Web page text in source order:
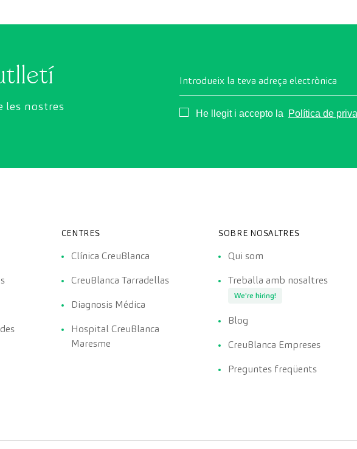
exhaustiva l'estat dels òrgans vitals, el sistema
les nostres
Introdueix la teva adreça electrònica
Consentimiento
He llegit i accepto la Política de
CENTRES
Clínica CreuBlanca
CreuBlanca Tarradellas
Diagnosis Médica
Hospital CreuBlanca
Maresme
SOBRE NOSALTRES
Qui som
Treballa amb nosaltres
We're hiring!
Blog
CreuBlanca Empreses
Preguntes freqüents